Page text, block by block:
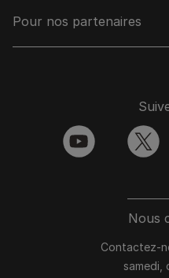
Pour nos partenaires
Nous
Contactez-
samedi,
youtube